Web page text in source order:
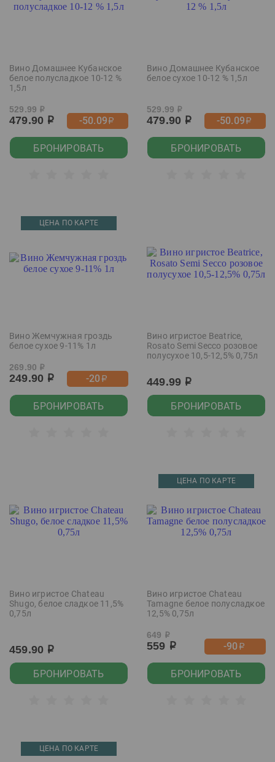
Вино Домашнее Кубанское
белое полусладкое 10-12 %
1,5л
529.99 р
479.90 р -50.09р
БРОНИРОВАТЬ
Вино Домашнее Кубанское
белое сухое 10-12 % 1,5л
529.99 р
479.90 р -50.09р
БРОНИРОВАТЬ
ЦЕНА ПО КАРТЕ
Вино Жемчужная гроздь
белое сухое 9-11% 1л
269.90 р
249.90 р -20р
БРОНИРОВАТЬ
Вино игристое Beatrice,
Rosato Semi Secco розовое
полусухое 10,5-12,5% 0,75л
449.99 р
БРОНИРОВАТЬ
Вино игристое Chateau
Shugo, белое сладкое 11,5%
0,75л
459.90 р
БРОНИРОВАТЬ
ЦЕНА ПО КАРТЕ
Вино игристое Chateau
Tamagne белое полусладкое
12,5% 0,75л
649 р
559 р -90р
БРОНИРОВАТЬ
ЦЕНА ПО КАРТЕ